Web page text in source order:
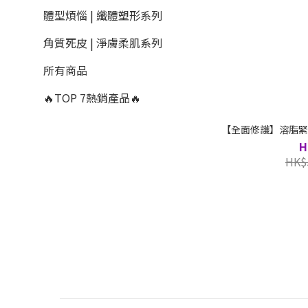
體型煩惱 | 纖體塑形系列
角質死皮 | 淨膚柔肌系列
所有商品
🔥TOP 7熱銷產品🔥
【全面修護】溶脂